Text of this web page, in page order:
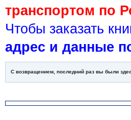
транспортом по
Чтобы заказать
адрес и данные
С возвращением, последний раз вы были